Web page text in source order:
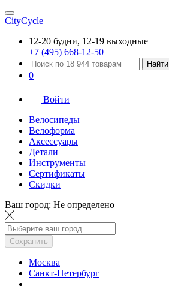
CityCycle
12-20 будни, 12-19 выходные
+7 (495) 668-12-50
Найти
0
Войти
Велосипеды
Велоформа
Аксессуары
Детали
Инструменты
Сертификаты
Скидки
Ваш город: Не определено
Сохранить
Москва
Санкт-Петербург